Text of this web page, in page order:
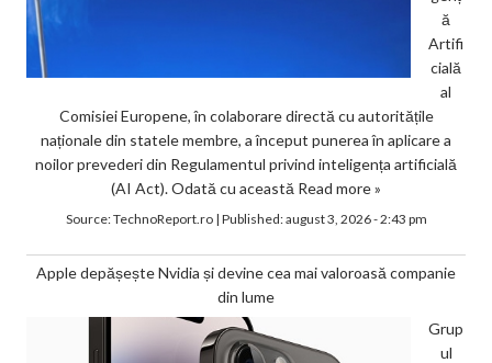
ă
Artifi
cială
al
Comisiei Europene, în colaborare directă cu autoritățile
naționale din statele membre, a început punerea în aplicare a
noilor prevederi din Regulamentul privind inteligența artificială
(AI Act). Odată cu această Read more »
Source:TechnoReport.ro| Published:august 3, 2026 - 2:43 pm
Apple depășește Nvidia și devine cea mai valoroasă companie
din lume
Grup
ul